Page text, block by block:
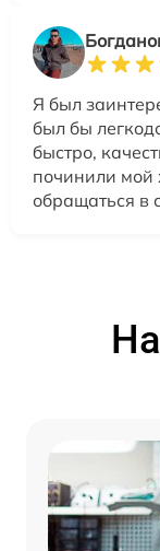
Я был
был бы
быстро,
починили мой
обращаться в